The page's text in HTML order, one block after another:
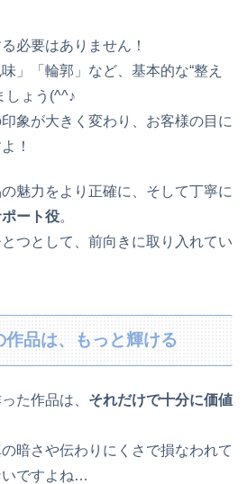
必要はありません！
」「輪郭」など、基本的な“整え
しょう(^^♪
象が大きく変わり、お客様の目に
！
魅力をより正確に、そして丁寧に
ート役。
つとして、前向きに取り入れてい
作品は、もっと輝ける
た作品は、 それだけで十分に価値
暗さや伝わりにくさで損なわれて
いですよね…